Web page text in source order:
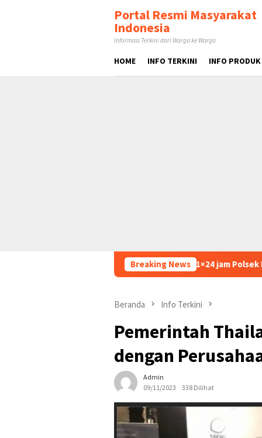
Portal Resmi Masyarakat
Indonesia
Informasi Terkini dari Warga ke Warga
HOME INFO TERKINI INFO PRODUK
Breaking News
Dalam 1×24 jam Polsek Kembangan
Beranda Info Terkini
Pemerintah
dengan
Admin
09/11/2023
338 Dilihat